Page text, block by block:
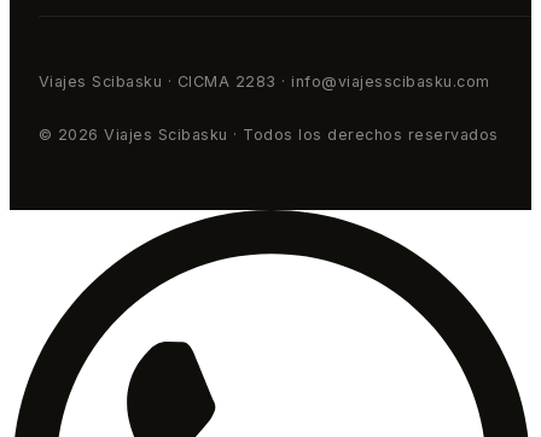
Viajes Scibasku · CICMA 2283 · info@viajesscibasku.com
© 2026 Viajes Scibasku · Todos los derechos reservados